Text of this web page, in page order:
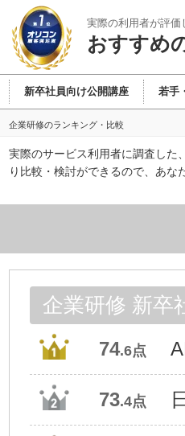
実際の利用者が評価
おすすめ
新卒社員向け公開講座 若手
企業研修のランキング・比較
実際のサービス利用者に調査した
り比較・検討ができるので、あな
企業研修 新卒
74.6点
73.4点